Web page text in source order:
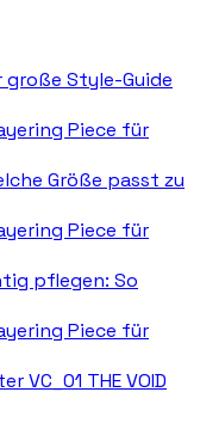
Style-Guide
Größe passt zu
pflegen: So
VC_01 THE VOID